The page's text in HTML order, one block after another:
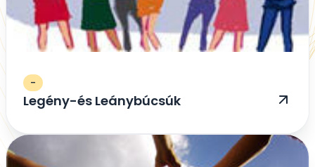
-
Legény-és Leánybúcsúk